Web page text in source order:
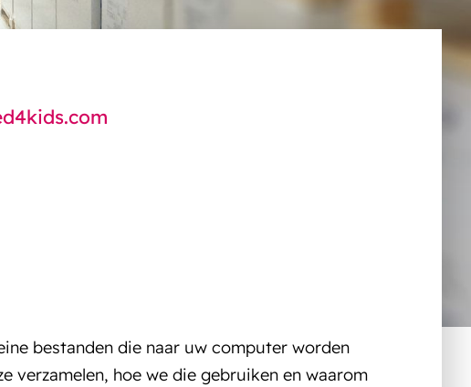
bestanden die naar uw computer worden
verzamelen, hoe we die gebruiken en waarom